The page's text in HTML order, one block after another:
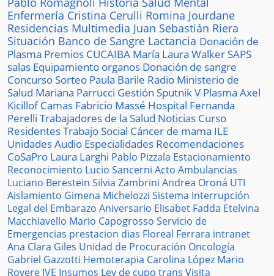
Enfermería Cristina Cerulli Romina Jourdane
Residencias Multimedia Juan Sebastián Riera
Situación Banco de Sangre Lactancia Donación de
Plasma Premios CUCAIBA María Laura WalkerSAPS
salas Equipamiento organos Donación de sangre
ConcursoSorteo Paula Barile Radio Ministerio de
Salud Mariana Parrucci Gestión Sputnik V Plasma Axel
KicillofCamas Fabricio Massé Hospital Fernanda
Perelli Trabajadores de la Salud Noticias Curso
ResidentesTrabajo Social Cáncer de mama ILE
UnidadesAudio Especialidades Recomendaciones
CoSaPro Laura Larghi Pablo Pizzala Estacionamiento
Reconocimiento Lucio Sancerni Acto Ambulancias
Luciano Berestein Silvia Zambrini Andrea Oroná UTI
Aislamiento Gimena Michelozzi Sistema Interrupción
Legal del Embarazo Aniversario Elisabet Fadda Etelvina
Macchiavello Mario Capogrosso Servicio de
Emergencias prestacion dias Floreal Ferrara intranet
Ana Clara Giles Unidad de Procuración Oncología
Gabriel Gazzotti Hemoterapia Carolina López Mario
Rovere IVE Insumos Ley de cupo trans Visita